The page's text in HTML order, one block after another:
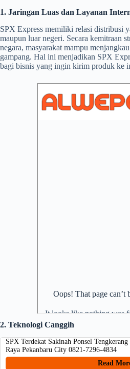
1. Jaringan Luas dan Layanan
SPX Express memiliki relasi distribusi
maupun luar negeri. Secara kemitraan
negara, masyarakat mampu
gampang. Hal ini menjadikan SPX
bagi bisnis yang ingin kirim produk ke
2. Teknologi Canggih
SPX Terdekat Sakinah Ponsel
Raya Pekanbaru City 0821-7296-4834
Read